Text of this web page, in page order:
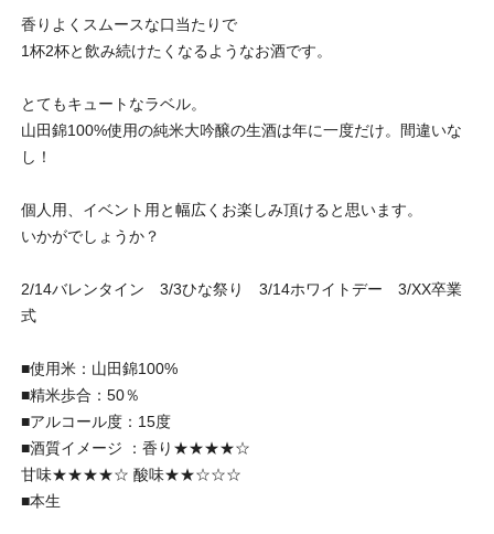
香りよくスムースな口当たりで
1杯2杯と飲み続けたくなるようなお酒です。
とてもキュートなラベル。
山田錦100%使用の純米大吟醸の生酒は年に一度だけ。間違いな
し！
個人用、イベント用と幅広くお楽しみ頂けると思います。
いかがでしょうか？
2/14バレンタイン 3/3ひな祭り 3/14ホワイトデー 3/XX卒業
式
■使用米：山田錦100%
■精米歩合：50％
■アルコール度：15度
■酒質イメージ ：香り★★★★☆
甘味★★★★☆ 酸味★★☆☆☆
■本生